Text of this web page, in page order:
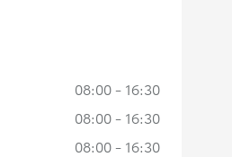
08:00 - 16:30
08:00 - 16:30
08:00 - 16:30